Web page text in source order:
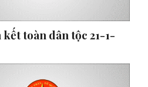
toàn dân tộc 21-1-